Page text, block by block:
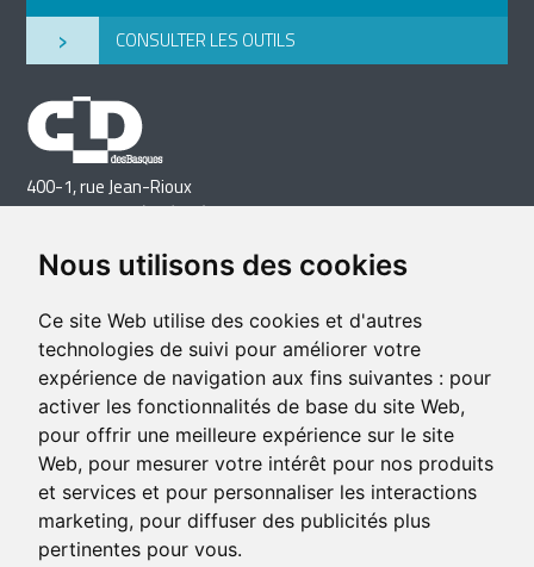
Nous utilisons des cookies
Ce site Web utilise des cookies et d'autres
technologies de suivi pour améliorer votre
expérience de navigation aux fins suivantes : pour
activer les fonctionnalités de base du site Web,
pour offrir une meilleure expérience sur le site
Web, pour mesurer votre intérêt pour nos produits
et services et pour personnaliser les interactions
marketing, pour diffuser des publicités plus
pertinentes pour vous.
› CONSULTER LES OUTILS
400-1, rue Jean-Rioux
Trois-Pistoles (Québec) G0L 4K0
Télécopieur: 418 851-1237